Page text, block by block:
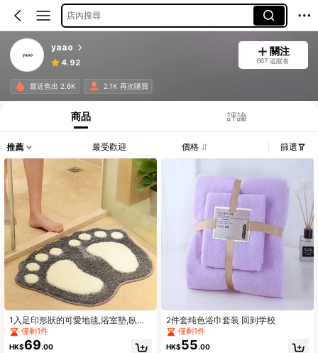
店內搜尋
yaao
4.92
關注
667 追蹤者
最近售出 2.6K 2.1K 再次購買
商品 評論
推薦 最受歡迎 價格 篩選
1入足印形狀的可愛地毯,浴室墊,臥室
地毯,馬桶墊,100％聚酯纖維,灰色,防
滑墊
僅剩1件
HK$69.00
2件套纯色浴巾套装 回到学校
僅剩1件
HK$55.00